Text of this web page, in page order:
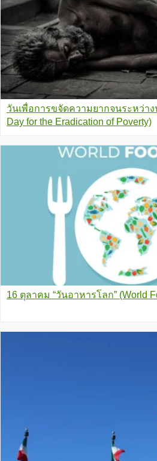
วันเพื่อการขจัดความยากจนระหว่าง
Day for the Eradication of Poverty)
16 ตุลาคม “วันอาหารโลก” (World